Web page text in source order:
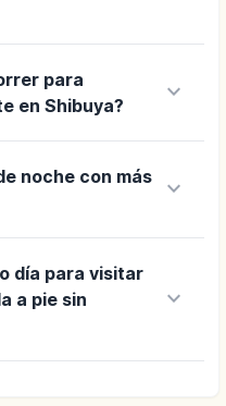
para
en Shibuya?
keyboard_arrow_down
noche con más
keyboard_arrow_down
día para visitar
a pie sin
keyboard_arrow_down